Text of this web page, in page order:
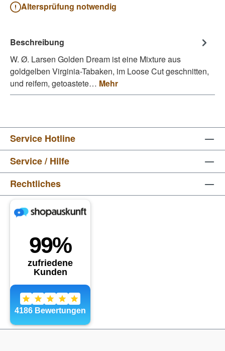
Altersprüfung notwendig
Beschreibung
W. Ø. Larsen Golden Dream ist eine Mixture aus
goldgelben Virginia-Tabaken, im Loose Cut geschnitten,
und reifem, getoastete… Mehr
Service Hotline
Service / Hilfe
Rechtliches